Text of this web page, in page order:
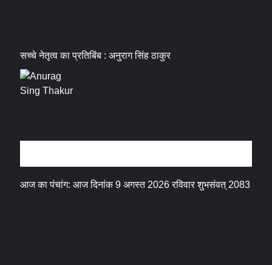
सच्चे नेतृत्व का प्रतिबिंब : अनुराग सिंह ठाकुर
आज का पंचांग: आज दिनांक 9 अगस्त 2026 रविवार शुभसंवत् 2083